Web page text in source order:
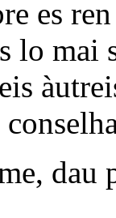
es
lo mai
dau